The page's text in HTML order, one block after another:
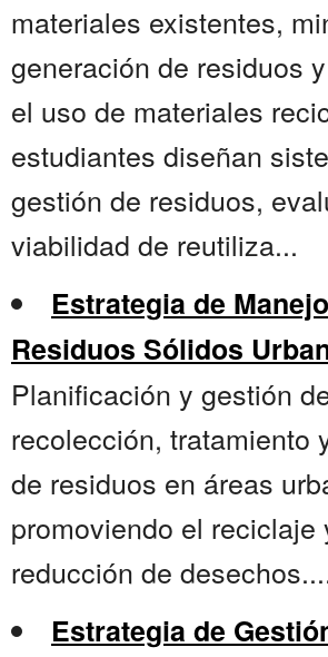
materiales existentes,
generación de residuos
el uso de materiales
estudiantes diseñan
gestión de residuos,
viabilidad de reutiliza...
Estrategia de
Residuos Sólidos
Planificación y gestión
recolección, tratamiento
de residuos en áreas
promoviendo el reciclaje
reducción de
Estrategia de